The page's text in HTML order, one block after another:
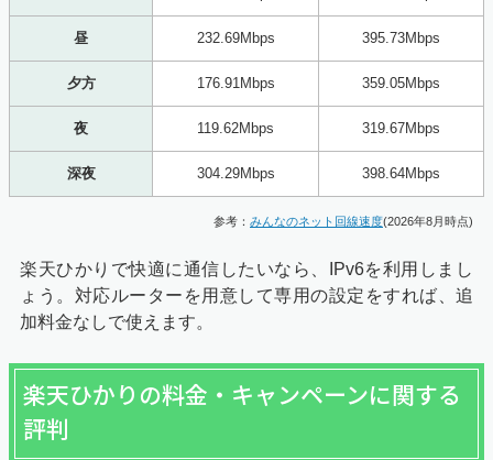
昼 232.69Mbps 395.73Mbps
夕方 176.91Mbps 359.05Mbps
夜 119.62Mbps 319.67Mbps
深夜 304.29Mbps 398.64Mbps
参考： みんなのネット回線速度(2026年8月時点)
楽天ひかりで快適に通信したいなら、IPv6を利用しまし
ょう。対応ルーターを用意して専用の設定をすれば、追
加料金なしで使えます。
楽天ひかりの料金・キャンペーンに関する
評判